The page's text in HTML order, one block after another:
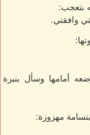
بتعجب:
وافقتي.
أمامها وسأل بنبرة
مهزوزة: